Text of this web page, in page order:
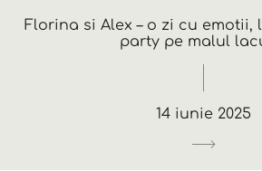
Florina si Alex – o zi cu emotii,
party pe malul
14 iunie 2025